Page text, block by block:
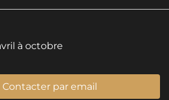
à octobre
Contacter par email